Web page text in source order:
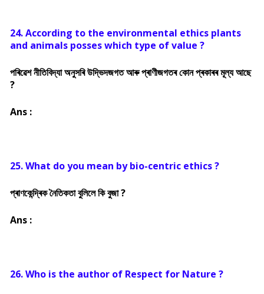
24. According to the environmental ethics plants
and animals posses which type of value ?
পৰিৱেশ নীতিবিদ্যা অনুসৰি উদ্ভিদজগত আৰু প্ৰাণীজগতৰ কোন প্ৰকাৰৰ মূল্য আছে
?
Ans :
25. What do you mean by bio-centric ethics ?
প্ৰাণকেন্দ্ৰিক নৈতিকতা বুলিলে কি বুজা ?
Ans :
26. Who is the author of Respect for Nature ?